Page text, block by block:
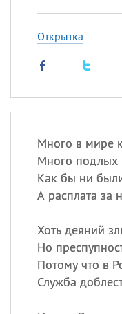
Открытка
Много в мире
Много подлых
Как бы ни
А расплата за
Хоть деяний
Но
Потому что в
Служба